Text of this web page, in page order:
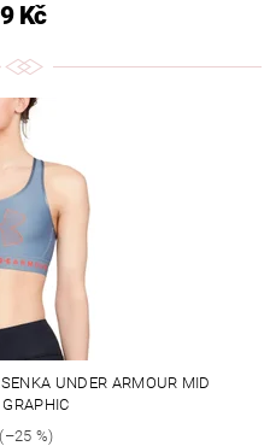
Kč
UNDER ARMOUR MID
%)